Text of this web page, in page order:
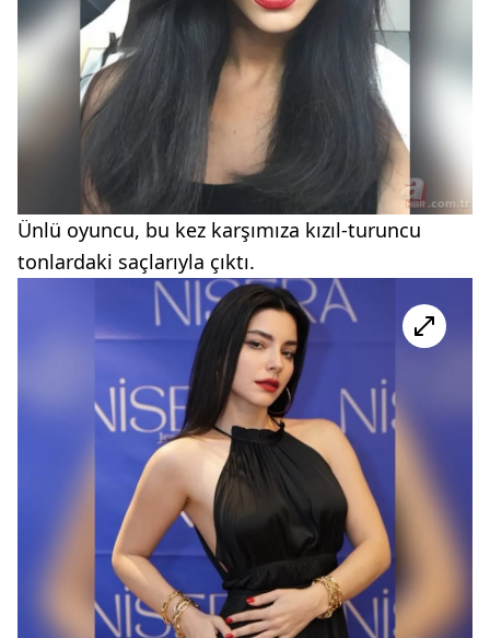
Ünlü oyuncu, bu kez karşımıza kızıl-turuncu
tonlardaki saçlarıyla çıktı.